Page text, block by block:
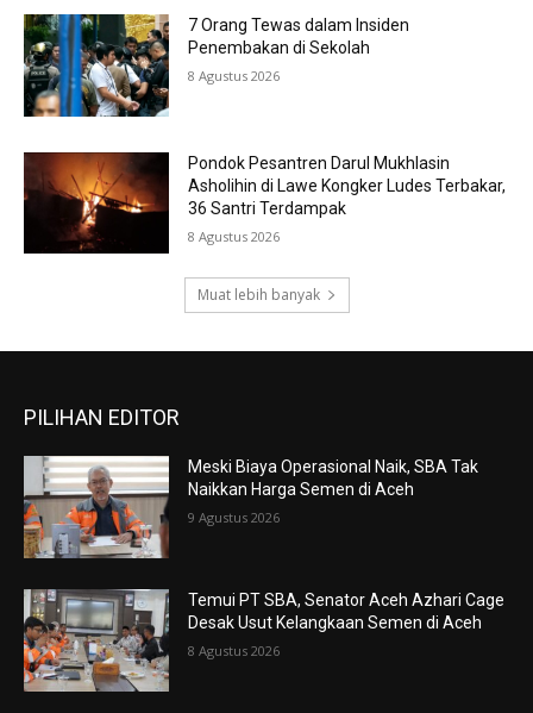
7 Orang Tewas dalam Insiden
Penembakan di Sekolah
8 Agustus 2026
Pondok Pesantren Darul Mukhlasin
Asholihin di Lawe Kongker Ludes Terbakar,
36 Santri Terdampak
8 Agustus 2026
Muat lebih banyak
PILIHAN EDITOR
Meski Biaya Operasional Naik, SBA Tak
Naikkan Harga Semen di Aceh
9 Agustus 2026
Temui PT SBA, Senator Aceh Azhari Cage
Desak Usut Kelangkaan Semen di Aceh
8 Agustus 2026